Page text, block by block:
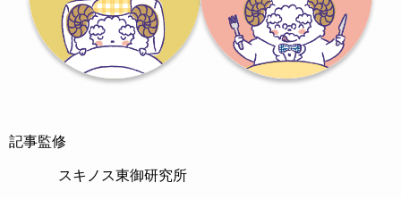
記事監修
スキノス東御研究所